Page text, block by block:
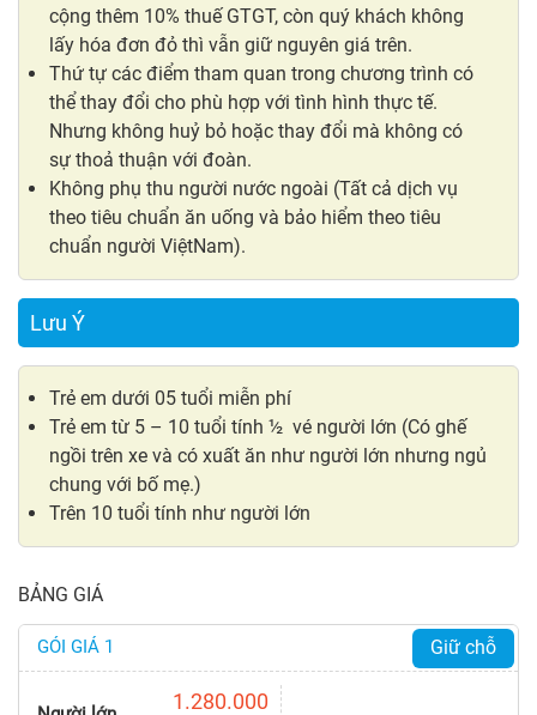
cộng thêm 10% thuế GTGT, còn quý khách không
lấy hóa đơn đỏ thì vẫn giữ nguyên giá trên.
Thứ tự các điểm tham quan trong chương trình có
thể thay đổi cho phù hợp với tình hình thực tế.
Nhưng không huỷ bỏ hoặc thay đổi mà không có
sự thoả thuận với đoàn.
Không phụ thu người nước ngoài (Tất cả dịch vụ
theo tiêu chuẩn ăn uống và bảo hiểm theo tiêu
chuẩn người ViệtNam).
Lưu Ý
Trẻ em dưới 05 tuổi miễn phí
Trẻ em từ 5 – 10 tuổi tính ½ vé người lớn (Có ghế
ngồi trên xe và có xuất ăn như người lớn nhưng ngủ
chung với bố mẹ.)
Trên 10 tuổi tính như người lớn
BẢNG GIÁ
GÓI GIÁ 1
1.280.000
Giữ chỗ